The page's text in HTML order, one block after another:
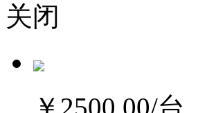
关闭
￥2500.00/台